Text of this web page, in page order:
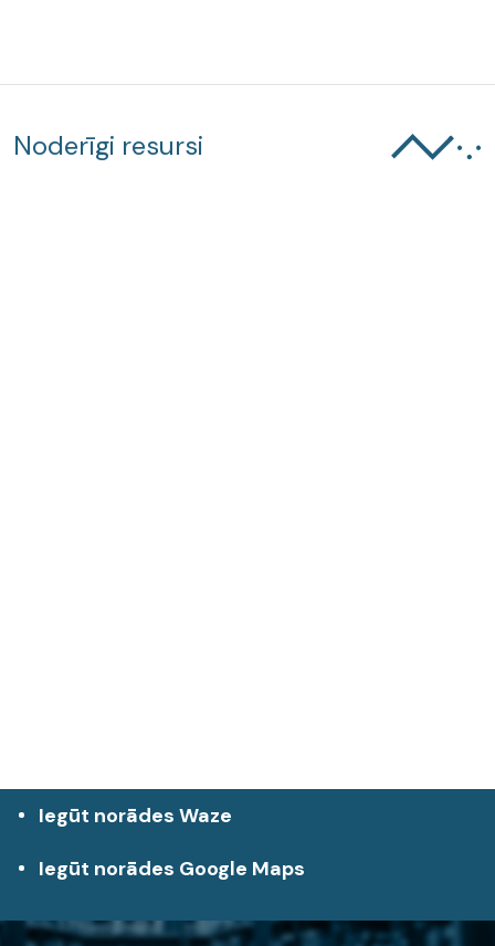
Noderīgi resursi
Iegūt norādes Waze
Iegūt norādes Google Maps